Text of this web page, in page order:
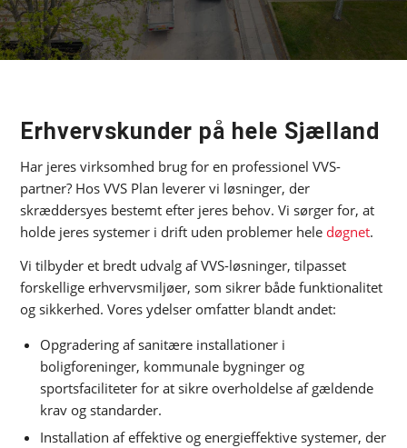
Erhvervskunder på hele Sjælland
Har jeres virksomhed brug for en professionel VVS-
partner? Hos VVS Plan leverer vi løsninger, der
skræddersyes bestemt efter jeres behov. Vi sørger for, at
holde jeres systemer i drift uden problemer hele døgnet.
Vi tilbyder et bredt udvalg af VVS-løsninger, tilpasset
forskellige erhvervsmiljøer, som sikrer både funktionalitet
og sikkerhed. Vores ydelser omfatter blandt andet:
Opgradering af sanitære installationer i
boligforeninger, kommunale bygninger og
sportsfaciliteter for at sikre overholdelse af gældende
krav og standarder.
Installation af effektive og energieffektive systemer, der